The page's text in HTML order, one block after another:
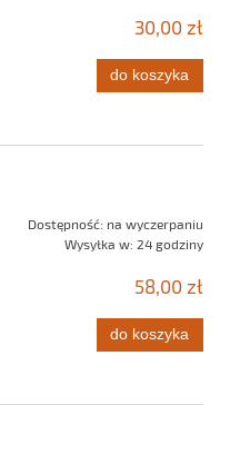
30,00 zł
do koszyka
Dostępność: na wyczerpaniu
Wysyłka w: 24 godziny
58,00 zł
do koszyka